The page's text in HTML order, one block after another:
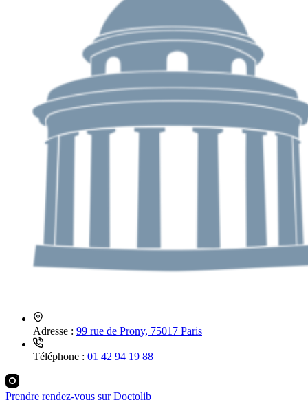
Adresse : 99 rue de Prony, 75017 Paris
Téléphone : 01 42 94 19 88
Prendre rendez-vous sur Doctolib